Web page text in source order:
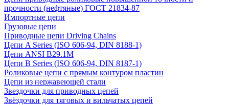
прочности (нефтяные) ГОСТ 21834-87
Импортные цепи
Грузовые цепи
Приводные цепи Driving Chains
Цепи A Series (ISO 606-94, DIN 8188-1)
Цепи ANSI B29.1M
Цепи B Series (ISO 606-94, DIN 8187-1)
Роликовые цепи с прямым контуром пластин
Цепи из нержавеющей стали
Звездочки для приводных цепей
Звёздочки для тяговых и вильчатых цепей